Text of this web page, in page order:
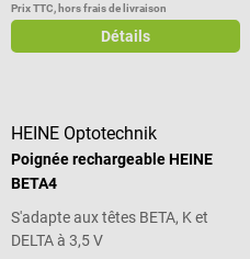
Prix TTC, hors frais de livraison
Détails
HEINE Optotechnik
Poignée rechargeable HEINE
BETA4
S'adapte aux têtes BETA, K et
DELTA à 3,5 V